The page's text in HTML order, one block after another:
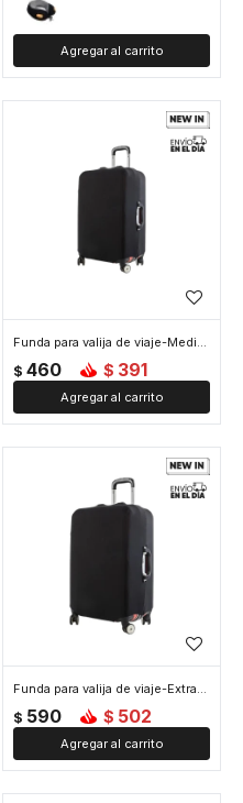
Funda para valija de viaje-Mediano - Negro
$ 460 $ 391
Funda para valija de viaje-ExtraGrande - Negro
$ 590 $ 502